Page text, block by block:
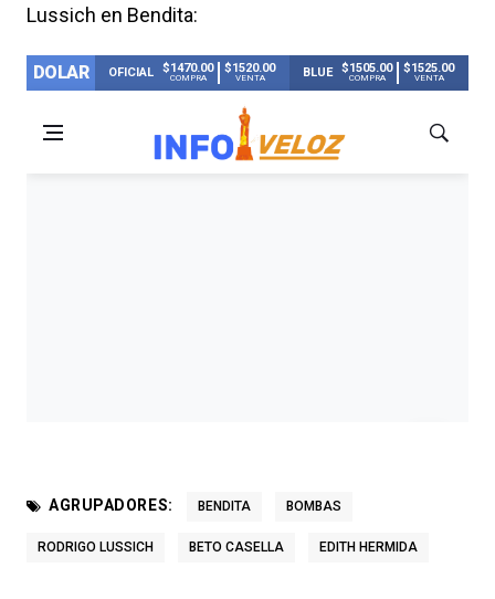
Lussich en Bendita:
AGRUPADORES: BENDITA BOMBAS
RODRIGO LUSSICH BETO CASELLA EDITH HERMIDA